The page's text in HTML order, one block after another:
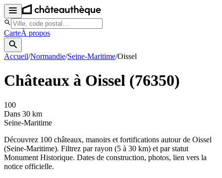
CarteÀ propos
Accueil/Normandie/Seine-Maritime/Oissel
Châteaux à Oissel (76350)
100
Dans 30 km
Seine-Maritime
Découvrez 100 châteaux, manoirs et fortifications autour de Oissel
(Seine-Maritime). Filtrez par rayon (5 à 30 km) et par statut
Monument Historique. Dates de construction, photos, lien vers la
notice officielle.